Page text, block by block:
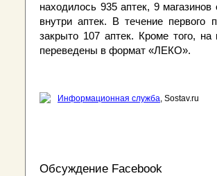
находилось 935 аптек, 9
внутри аптек. В течение первого
закрыто 107 аптек. Кроме того,
переведены в формат «ЛЕКО».
Информационная служба, Sostav.ru
Обсуждение Facebook